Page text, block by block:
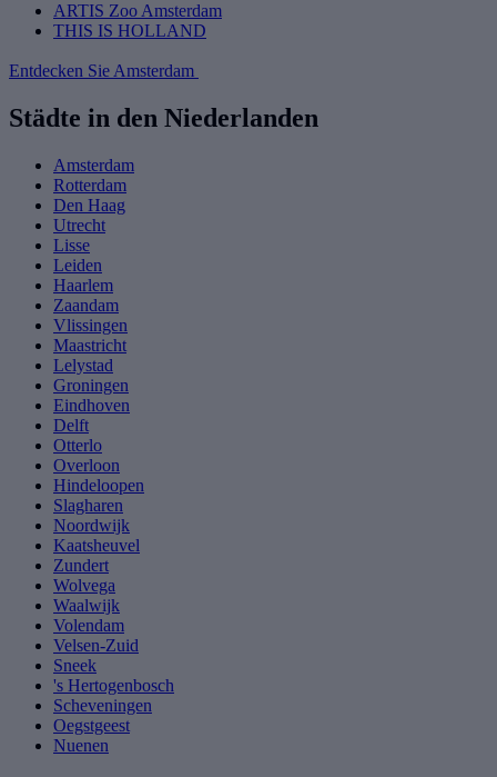
ARTIS Zoo Amsterdam
THIS IS HOLLAND
Entdecken Sie Amsterdam
Städte in den Niederlanden
Amsterdam
Rotterdam
Den Haag
Utrecht
Lisse
Leiden
Haarlem
Zaandam
Vlissingen
Maastricht
Lelystad
Groningen
Eindhoven
Delft
Otterlo
Overloon
Hindeloopen
Slagharen
Noordwijk
Kaatsheuvel
Zundert
Wolvega
Waalwijk
Volendam
Velsen-Zuid
Sneek
's Hertogenbosch
Scheveningen
Oegstgeest
Nuenen